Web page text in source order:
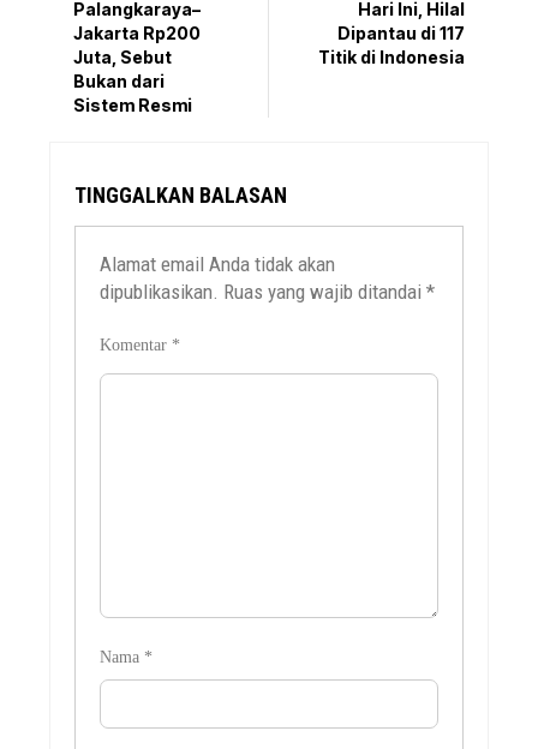
Palangkaraya–
Jakarta Rp200
Juta, Sebut
Bukan dari
Sistem Resmi
Hari Ini, Hilal
Dipantau di 117
Titik di Indonesia
TINGGALKAN BALASAN
Alamat email Anda tidak akan
dipublikasikan. Ruas yang wajib ditandai*
Komentar *
Nama *